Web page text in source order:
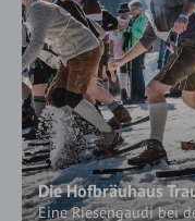
Die Hofbräuhaus
Eine Riesengaudi bei